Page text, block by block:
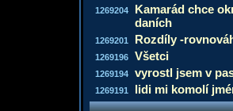
1269204
Kamarád chce
daních
1269201 Rozdíly -
1269196 Všetci
1269194 vyrostl jsem v
1269191 lidi mi komolí